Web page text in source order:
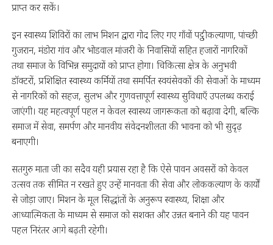
प्राप्त कर सकें।
इन स्वास्थ्य शिविरों का लाभ मिशन द्वारा गोद लिए गए गाँवों पट्ठीकल्याणा, पांच्छी
गुजरान, मंडोरा गांव और भोडवाल मांजरी के निवासियों सहित हजारों नागरिकों
तथा समाज के विभिन्न समुदायों को प्राप्त होगा। चिकित्सा क्षेत्र के अनुभवी
डॉक्टरों, प्रशिक्षित स्वास्थ्य कर्मियों तथा समर्पित स्वयंसेवकों की सेवाओं के माध्यम
से नागरिकों को सहज, सुलभ और गुणवत्तापूर्ण स्वास्थ्य सुविधाएँ उपलब्ध कराई
जाएंगी। यह महत्वपूर्ण पहल न केवल स्वास्थ्य जागरूकता को बढ़ावा देगी, बल्कि
समाज में सेवा, समर्पण और मानवीय संवेदनशीलता की भावना को भी सुदृढ़
बनाएगी।
सतगुरु माता जी का सदैव यही प्रयास रहा है कि ऐसे पावन अवसरों को केवल
उत्सव तक सीमित न रखते हुए उन्हें मानवता की सेवा और लोककल्याण के कार्यों
से जोड़ा जाए। मिशन के मूल सिद्धांतों के अनुरूप स्वास्थ्य, शिक्षा और
आध्यात्मिकता के माध्यम से समाज को सशक्त और उन्नत बनाने की यह पावन
पहल निरंतर आगे बढ़ती रहेगी।